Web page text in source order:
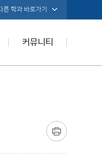
른 학과 바로가기
커뮤니티